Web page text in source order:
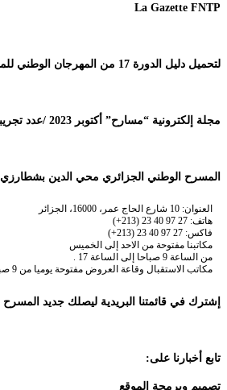
La Gazette FNTP
لتحميل دليل الدورة 17 من المهرجان الوطني للمسرح المحترف
مجلة إلكترونية “مسارح” أكتوبر 2023 /عدد تجريبي
المسرح الوطني الجزائري محي الدين بشطارزي
العنوان: 10 شارع الحاج عمر، 16000، الجزائر
هاتف: 27 97 40 23 (213+)
فاكس: 27 97 40 23 (213+)
مكاتبنا مفتوحة من الاحد إلى الخميس
من الساعة 9 صباحا إلى الساعة 17 .
مكاتب الاستقبال وقاعة العروض مفتوحة يوميا من 9 صباحا إلى غاية نهاية العروض.
إشترك في قائمتنا البريدية ليصلك جديد المسرح
تابع أخبارنا على:
تصميم وبرمجة الموقع